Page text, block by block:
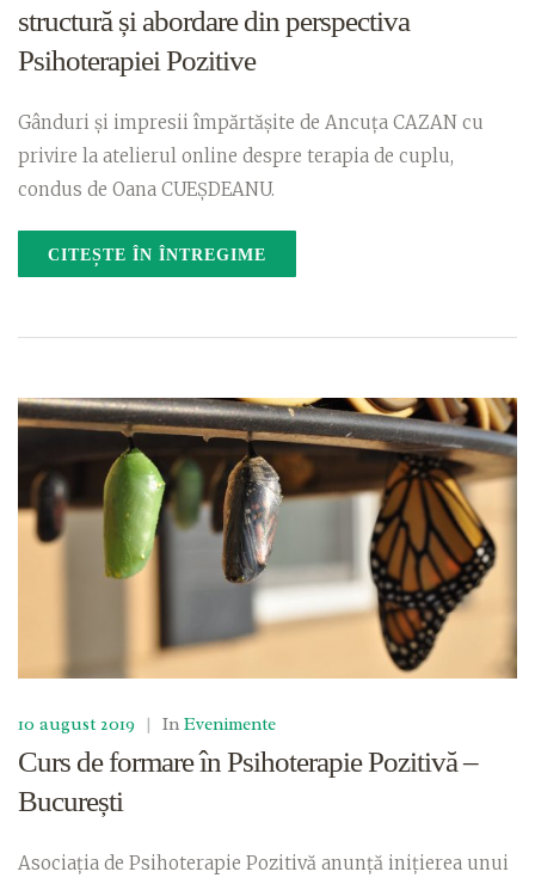
structură și abordare din perspectiva
Psihoterapiei Pozitive
Gânduri și impresii împărtășite de Ancuța CAZAN cu
privire la atelierul online despre terapia de cuplu,
condus de Oana CUEȘDEANU.
CITEȘTE ÎN ÎNTREGIME
10 august 2019 | In Evenimente
Curs de formare în Psihoterapie Pozitivă –
București
Asociația de Psihoterapie Pozitivă anunță inițierea unui